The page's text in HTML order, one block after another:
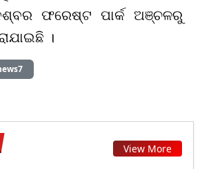
ଫରେଷ୍ଟ ପାର୍କ ଅଞ୍ଚଳରୁ
।
View More